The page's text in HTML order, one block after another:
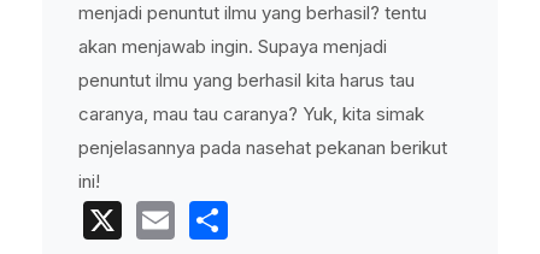
menjadi penuntut ilmu yang berhasil? tentu
akan menjawab ingin. Supaya menjadi
penuntut ilmu yang berhasil kita harus tau
caranya, mau tau caranya? Yuk, kita simak
penjelasannya pada nasehat pekanan berikut
ini!
X Email